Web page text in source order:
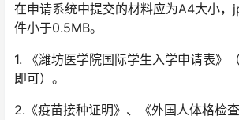
在申请系统中提交的材料应为A4大小，
件小于0.5MB。
1. 《潍坊医学院国际学生入学申请表》
即可）。
2.《疫苗接种证明》、《外国人体格检